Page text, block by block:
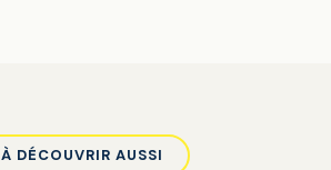
À DÉCOUVRIR AUSSI